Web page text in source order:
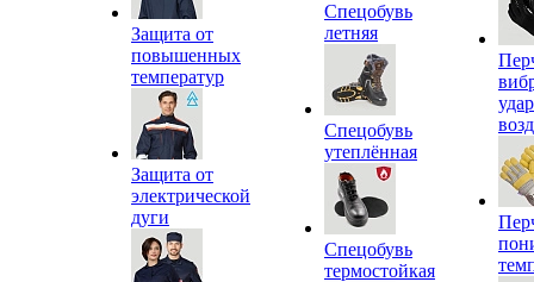
Защита от
повышенных
температур
Защита от
электрической
дуги
Спецобувь
летняя
Спецобувь
утеплённая
Спецобувь
термостойкая